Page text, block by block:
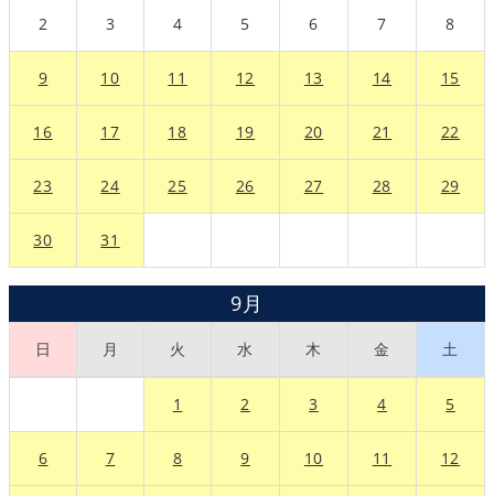
2 3 4 5 6 7 8
9 10 11 12 13 14 15
16 17 18 19 20 21 22
23 24 25 26 27 28 29
30 31
9月
日 月 火 水 木 金 土
1 2 3 4 5
6 7 8 9 10 11 12